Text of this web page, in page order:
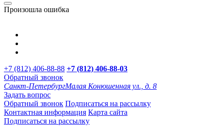
Произошла ошибка
+7 (812) 406-88-88 +7 (812) 406-88-03
Обратный звонок
Санкт-ПетербургМалая Конюшенная ул., д. 8
Задать вопрос
Обратный звонок Подписаться на рассылку
Контактная информация Карта сайта
Подписаться на рассылку